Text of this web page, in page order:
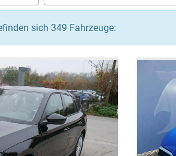
sich 349 Fahrzeuge: